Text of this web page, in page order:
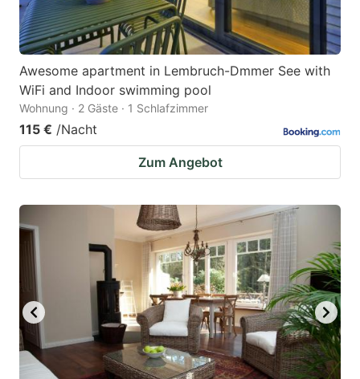
Awesome apartment in Lembruch-Dmmer See with
WiFi and Indoor swimming pool
Wohnung · 2 Gäste · 1 Schlafzimmer
115 € /Nacht
Zum Angebot